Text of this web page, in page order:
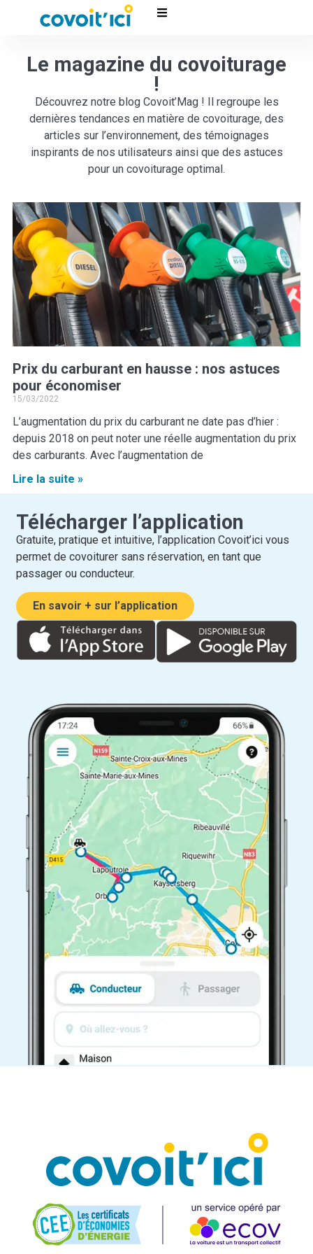
Le magazine du covoiturage
!
Découvrez notre blog Covoit’Mag ! Il regroupe les
dernières tendances en matière de covoiturage, des
articles sur l’environnement, des témoignages
inspirants de nos utilisateurs ainsi que des astuces
pour un covoiturage optimal.
Prix du carburant en hausse : nos astuces
pour économiser
15/03/2022
L’augmentation du prix du carburant ne date pas d’hier :
depuis 2018 on peut noter une réelle augmentation du prix
des carburants. Avec l’augmentation de
Lire la suite »
Télécharger l’application
Gratuite, pratique et intuitive, l’application Covoit’ici vous
permet de covoiturer sans réservation, en tant que
passager ou conducteur.
En savoir + sur l’application